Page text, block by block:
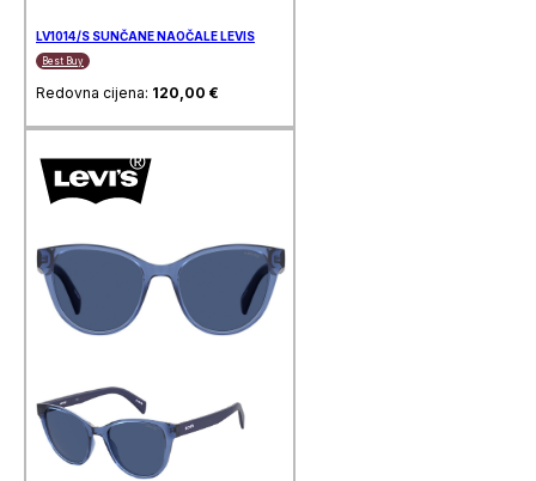
LV1014/S SUNČANE NAOČALE LEVIS
Best Buy
Redovna cijena: 120,00 €